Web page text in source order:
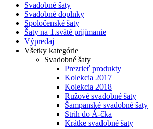
Svadobné šaty
Svadobné doplnky
Spoločenské šaty
Šaty na 1.sväté prijímanie
Výpredaj
Všetky kategórie
Svadobné šaty
Prezrieť produkty
Kolekcia 2017
Kolekcia 2018
Ružové svadobné šaty
Šampanské svadobné šaty
Strih do Á-čka
Krátke svadobné šaty